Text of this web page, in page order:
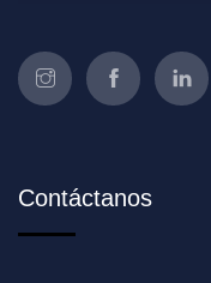
Contáctanos